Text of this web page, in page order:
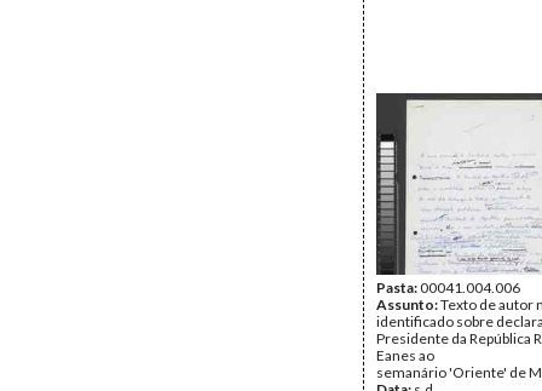
Pasta:00041.004.006
Assunto:Texto de autor
identificado sobre
Presidente da República
Eanes ao
semanário 'Oriente' de